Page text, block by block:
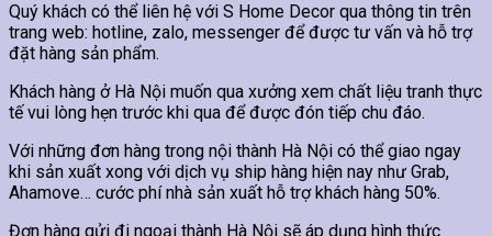
Quý khách có thể liên hệ với S Home Decor qua thông tin trên
trang web: hotline, zalo, messenger để được tư vấn và hỗ trợ
đặt hàng sản phẩm.
Khách hàng ở Hà Nội muốn qua xưởng xem chất liệu tranh thực
tế vui lòng hẹn trước khi qua để được đón tiếp chu đáo.
Với những đơn hàng trong nội thành Hà Nội có thể giao ngay
khi sản xuất xong với dịch vụ ship hàng hiện nay như Grab,
Ahamove… cước phí nhà sản xuất hỗ trợ khách hàng 50%.
Đơn hàng gửi đi ngoại thành Hà Nội sẽ áp dụng hình thức